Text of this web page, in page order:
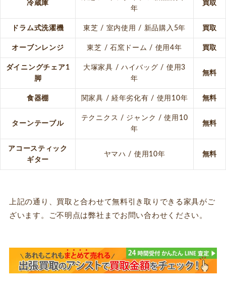
冷蔵庫
年
買取
ドラム式洗濯機 東芝 / 室内使用 / 新品購入5年 買取
オーブンレンジ 東芝 / 石窯ドーム / 使用4年 買取
ダイニングチェア1
脚
大塚家具 / ハイバッグ / 使用3
年
無料
食器棚 関家具 / 経年劣化有 / 使用10年 無料
ターンテーブル
テクニクス / ジャンク / 使用10
年
無料
アコースティック
ギター
ヤマハ / 使用10年 無料
上記の通り、買取と合わせて無料引き取りできる家具がご
ざいます。ご不明点は弊社までお問い合わせください。